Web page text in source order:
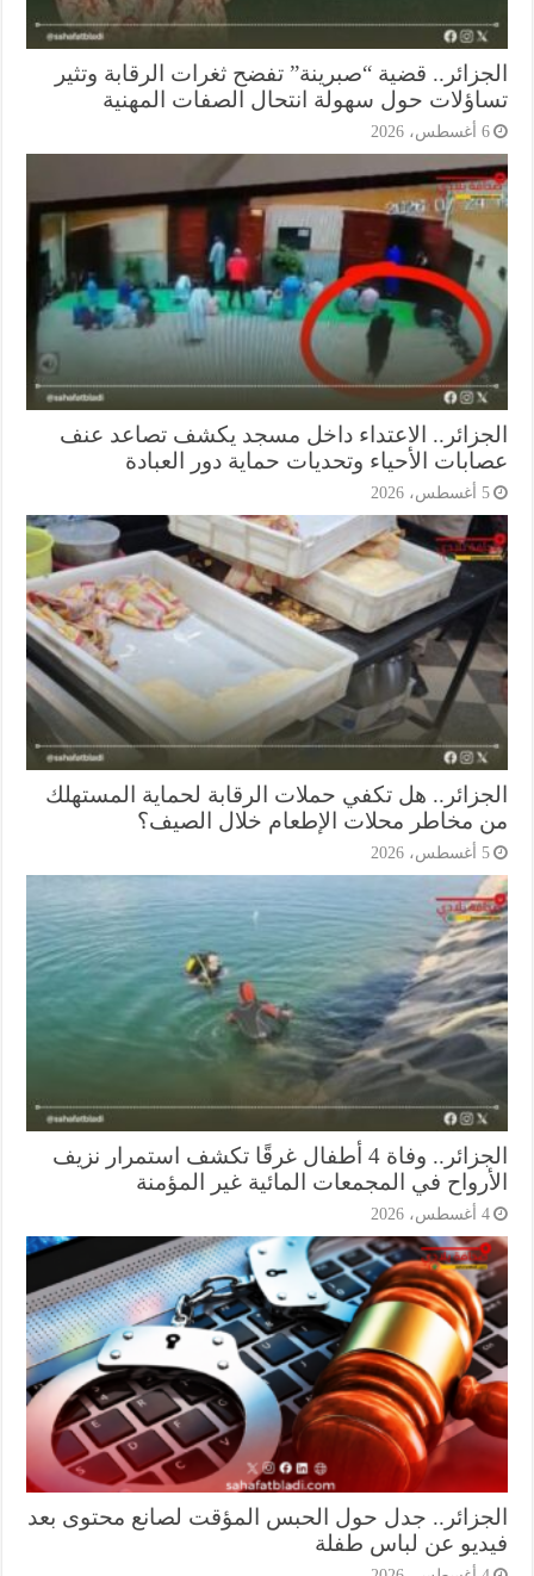
قضية “صبرينة” تفضح ثغرات الرقابة وتثير
حول سهولة انتحال الصفات المهنية
الاعتداء داخل مسجد يكشف تصاعد عنف
الأحياء وتحديات حماية دور العبادة
هل تكفي حملات الرقابة لحماية المستهلك
مخاطر محلات الإطعام خلال الصيف؟
الجزائر.. وفاة 4 أطفال غرقًا تكشف استمرار نزيف
في المجمعات المائية غير المؤمنة
جدل حول الحبس المؤقت لصانع محتوى بعد
عن لباس طفلة